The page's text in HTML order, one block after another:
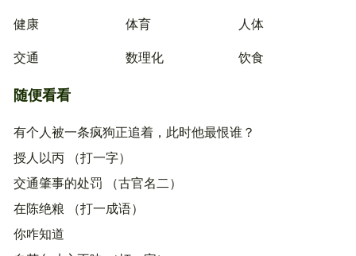
健康
体育
人体
交通
数理化 饮食
随便看看
有个人被一条疯狗正追着，此时他最恨谁？
授人以丙 （打一字）
交通肇事的处罚 （古官名二）
在陈绝粮 （打一成语）
你咋知道